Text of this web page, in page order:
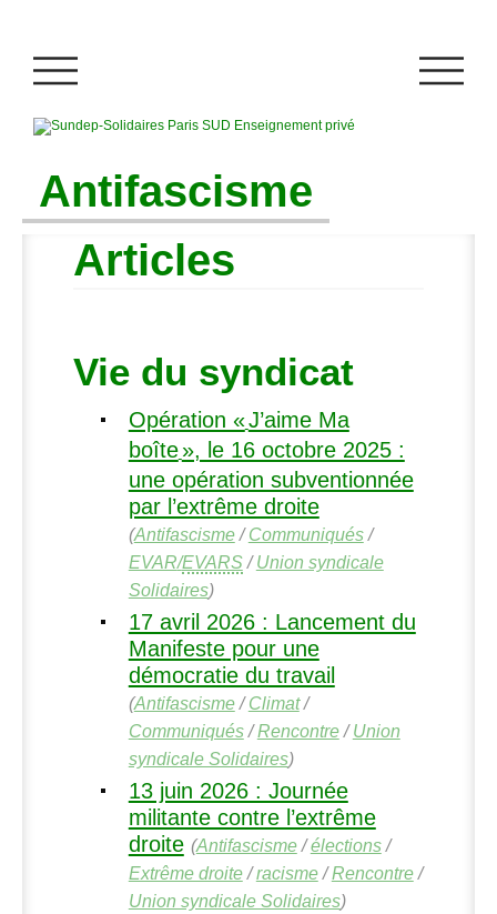
Antifascisme
Articles
Vie du syndicat
Opération «J’aime Ma
boîte», le 16 octobre 2025 :
une opération subventionnée
par l’extrême droite
(Antifascisme/Communiqués/
EVAR/EVARS/Union syndicale
Solidaires)
17 avril 2026 : Lancement du
Manifeste pour une
démocratie du travail
(Antifascisme/Climat/
Communiqués/Rencontre/Union
syndicale Solidaires)
13 juin 2026 : Journée
militante contre l’extrême
droite (Antifascisme/élections/
Extrême droite/racisme/Rencontre/
Union syndicale Solidaires)